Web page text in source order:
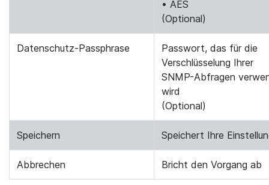
• AES
(Optional)
Datenschutz-Passphrase
Passwort, das für die
Verschlüsselung Ihrer
SNMP-Abfragen
wird
(Optional)
Speichern Speichert Ihre
Abbrechen Bricht den Vorgang ab